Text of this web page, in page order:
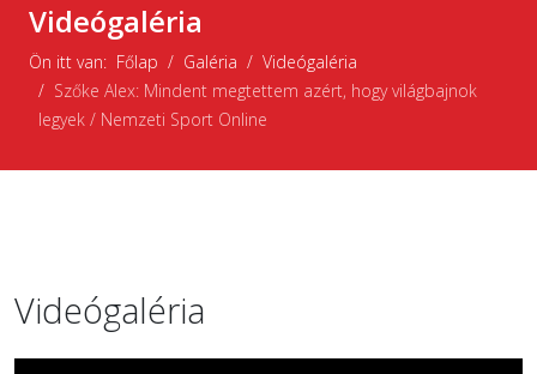
Videógaléria
Ön itt van: Főlap Galéria
Videógaléria
Szőke Alex: Mindent megtettem azért, hogy világbajnok
legyek / Nemzeti Sport Online
Videógaléria